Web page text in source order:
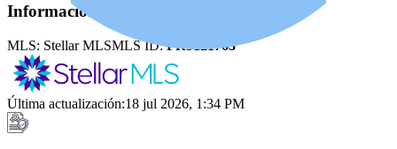
Información de la fuente
MLS: Stellar MLSMLS ID:PR9121763
Última actualización:18 jul 2026, 1:34 PM